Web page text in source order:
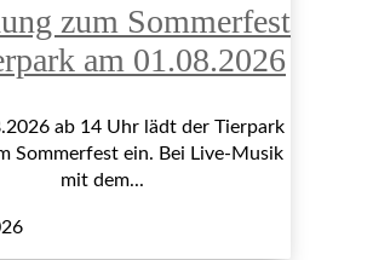
zum Sommerfest
am 01.08.2026
ab 14 Uhr lädt der Tierpark
Sommerfest ein. Bei Live-Musik
mit dem...